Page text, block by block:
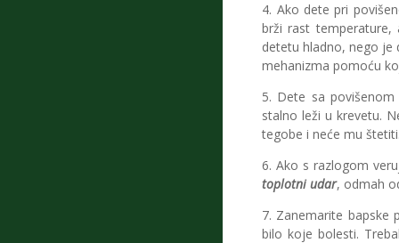
4. Ako dete pri
brži rast
detetu hladno, nego je
mehanizma pomoću
5. Dete sa
stalno leži u krevetu.
tegobe i neće mu
6. Ako s razlogom
toplotni udar, odmah
7. Zanemarite bapske
bilo koje bolesti.